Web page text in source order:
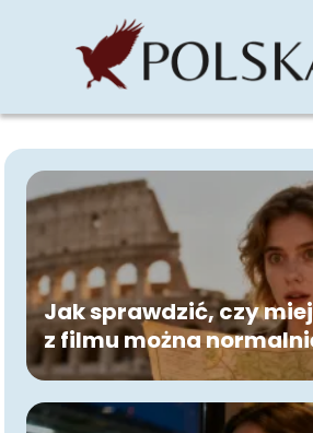
Jak sprawdzić, czy
z filmu można
zwiedzać?